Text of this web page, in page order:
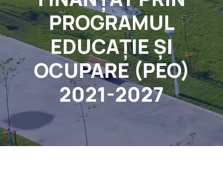
PROGRAMUL
EDUCAȚIE ȘI
OCUPARE (PEO)
2021-2027